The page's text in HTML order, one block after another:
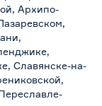
Архипо-
Славянске-на-